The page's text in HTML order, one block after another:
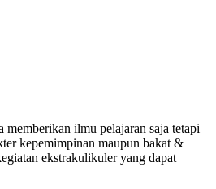
ilmu pelajaran saja tetapi
kepemimpinan maupun bakat &
ekstrakulikuler yang dapat